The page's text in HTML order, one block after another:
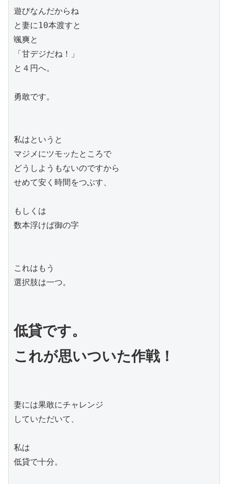
遊びなんだからね
と妻に10本渡すと
颯爽と
「甘デジだね！」
と４円へ。
勇敢です。
私はというと
マジメにツモッたところで
どうしようもないのですから
せめて安く時間をつぶす、
もしくは
数本浮けば御の字
これはもう
選択肢は一つ。
低貸です。
妻には果敢にチャレンジ
していただいて、
私は
低貸で十分。